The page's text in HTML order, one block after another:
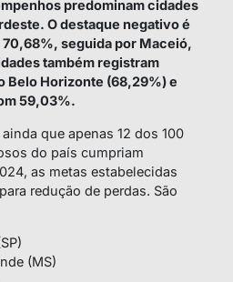
predominam cidades
O destaque negativo é
70,68%, seguida por Maceió,
também registram
Belo Horizonte (68,29%) e
59,03%.
que apenas 12 dos 100
do país cumpriam
as metas estabelecidas
redução de perdas. São
(MS)